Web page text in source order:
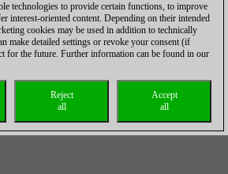
technologies to provide certain functions, to improve
interest-oriented content. Depending on their intended
cookies may be used in addition to technically
make detailed settings or revoke your consent (if
for the future. Further information can be found in our
Accept
all
Reject
all